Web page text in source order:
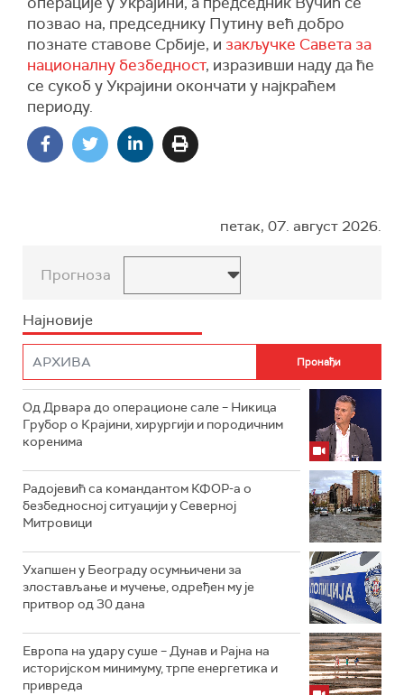
позвао на, председнику Путину већ добро
познате ставове Србије, и закључке Савета за
националну безбедност, изразивши наду да ће
се сукоб у Украјини окончати у најкраћем
периоду.
петак, 07. август 2026.
Прогноза
Најновије
Од Дрвара до операционе сале – Никица
Грубор о Крајини, хирургији и породичним
коренима
Радојевић са командантом КФОР-а о
безбедносној ситуацији у Северној
Митровици
Ухапшен у Београду осумњичени за
злостављање и мучење, одређен му је
притвор од 30 дана
Европа на удару суше – Дунав и Рајна на
историјском минимуму, трпе енергетика и
привреда